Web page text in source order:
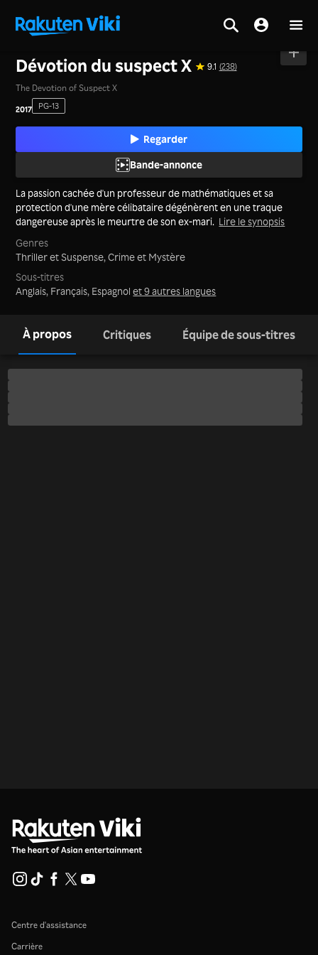
Dévotion du suspect X 9.1 (238)
The Devotion of Suspect X
2017 PG-13
Regarder
Bande-annonce
La passion cachée d'un professeur de mathématiques et sa
protection d'une mère célibataire dégénèrent en une traque
dangereuse après le meurtre de son ex-mari. Lire le synopsis
Genres
Thriller et Suspense,Crime et Mystère
Sous-titres
Anglais, Français, Espagnolet 9 autres langues
À propos Critiques Équipe de sous-titres
Centre d'assistance
Carrière